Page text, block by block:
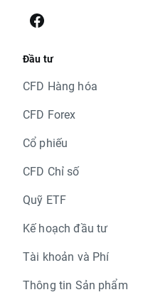
Đầu tư
CFD Hàng hóa
CFD Forex
Cổ phiếu
CFD Chỉ số
Quỹ ETF
Kế hoạch đầu tư
Tài khoản và Phí
Thông tin Sản phẩm